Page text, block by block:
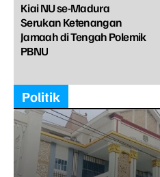
Kiai NU se-Madura
Serukan Ketenangan
Jamaah di Tengah Polemik
PBNU
Politik